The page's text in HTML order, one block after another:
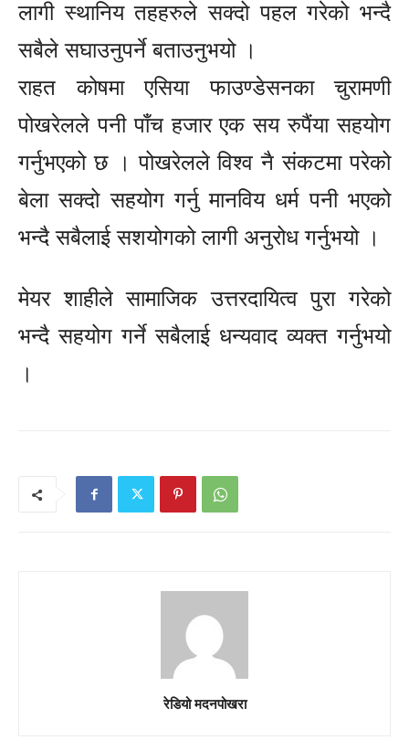
लागी स्थानिय तहहरुले सक्दो पहल गरेको भन्दै
सबैले सघाउनुपर्ने बताउनुभयो ।
राहत कोषमा एसिया फाउण्डेसनका चुरामणी
पोखरेलले पनी पाँच हजार एक सय रुपैंया सहयोग
गर्नुभएको छ । पोखरेलले विश्व नै संकटमा परेको
बेला सक्दो सहयोग गर्नु मानविय धर्म पनी भएको
भन्दै सबैलाई सशयोगको लागी अनुरोध गर्नुभयो ।
मेयर शाहीले सामाजिक उत्तरदायित्व पुरा गरेको
भन्दै सहयोग गर्ने सबैलाई धन्यवाद व्यक्त गर्नुभयो
।
रेडियो मदनपोखरा